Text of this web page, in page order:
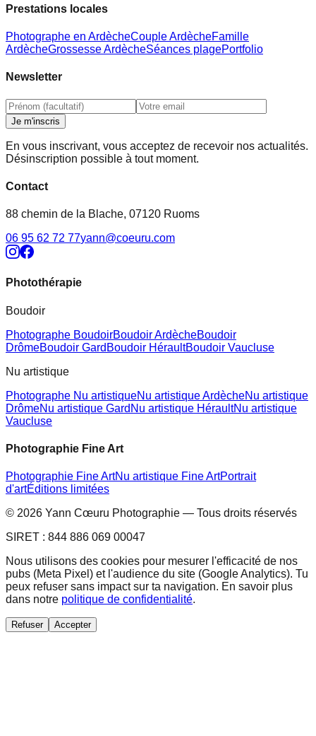
Prestations locales
Photographe en ArdècheCouple ArdècheFamille
ArdècheGrossesse ArdècheSéances plagePortfolio
Newsletter
Je m'inscris
En vous inscrivant, vous acceptez de recevoir nos actualités.
Désinscription possible à tout moment.
Contact
88 chemin de la Blache, 07120 Ruoms
06 95 62 72 77yann@coeuru.com
Photothérapie
Boudoir
Photographe BoudoirBoudoir ArdècheBoudoir
DrômeBoudoir Gard Boudoir HéraultBoudoir Vaucluse
Nu artistique
Photographe Nu artistiqueNu artistique ArdècheNu artistique
DrômeNu artistique Gard Nu artistique HéraultNu artistique
Vaucluse
Photographie Fine Art
Photographie Fine ArtNu artistique Fine ArtPortrait
d'artÉditions limitées
© 2026 Yann Cœuru Photographie — Tous droits réservés
SIRET : 844 886 069 00047
Nous utilisons des cookies pour mesurer l'efficacité de nos
pubs (Meta Pixel) et l'audience du site (Google Analytics). Tu
peux refuser sans impact sur ta navigation. En savoir plus
dans notre politique de confidentialité.
Refuser Accepter